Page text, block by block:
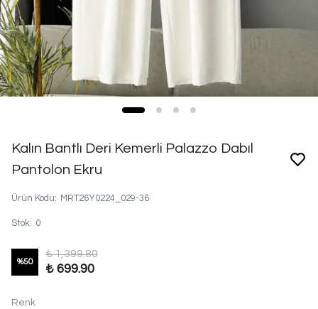
Kalın Bantlı Deri Kemerli Palazzo Dabıl
Pantolon Ekru
Ürün Kodu: MRT26Y0224_029-36
Stok: 0
%50
₺ 1,399.80
₺ 699.90
Renk